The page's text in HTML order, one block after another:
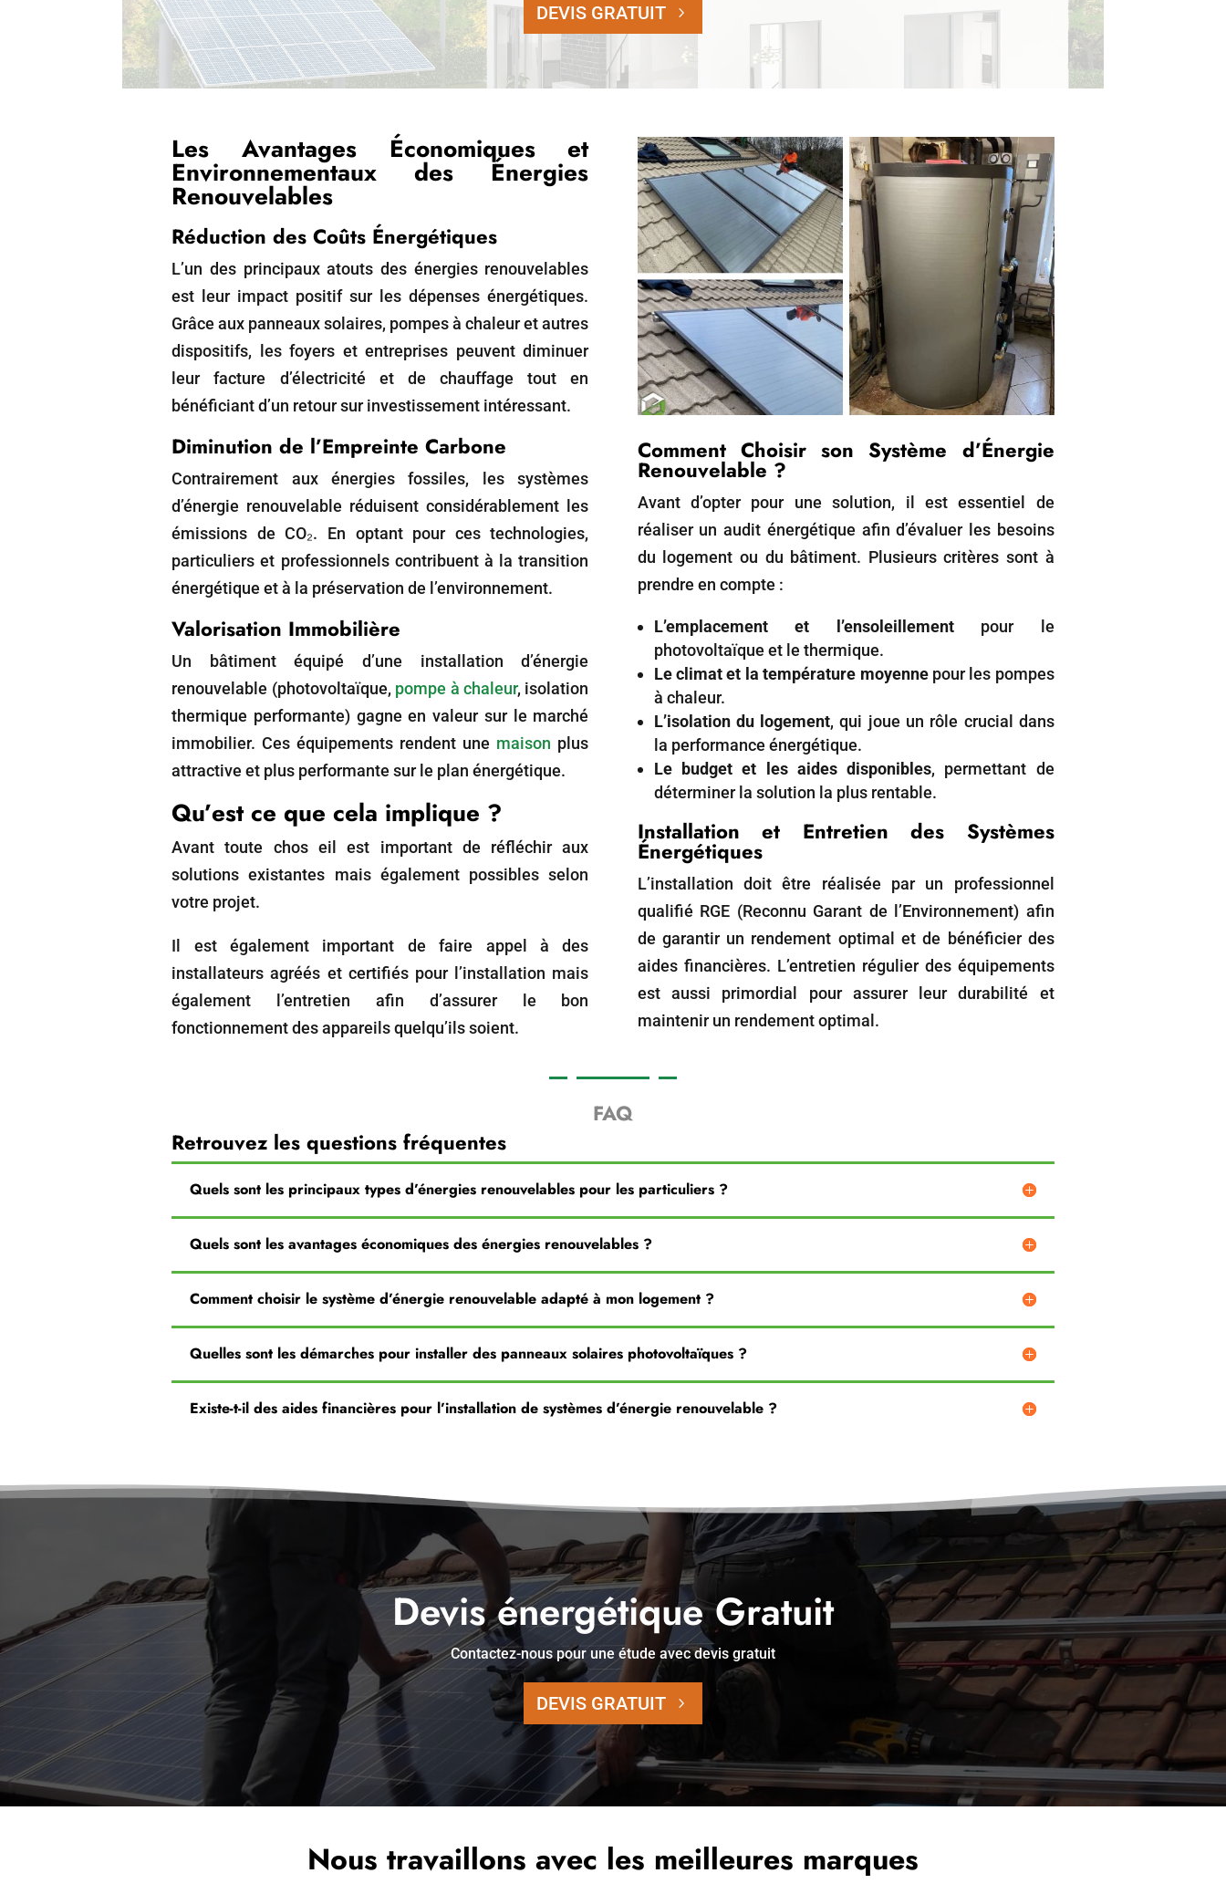
DEVIS GRATUIT
Les Avantages Économiques et
Environnementaux des Énergies
Renouvelables
Réduction des Coûts Énergétiques
L’un des principaux atouts des énergies renouvelables
est leur impact positif sur les dépenses énergétiques.
Grâce aux panneaux solaires, pompes à chaleur et autres
dispositifs, les foyers et entreprises peuvent diminuer
leur facture d’électricité et de chauffage tout en
bénéficiant d’un retour sur investissement intéressant.
Diminution de l’Empreinte Carbone
Contrairement aux énergies fossiles, les systèmes
d’énergie renouvelable réduisent considérablement les
émissions de CO₂. En optant pour ces technologies,
particuliers et professionnels contribuent à la transition
énergétique et à la préservation de l’environnement.
Valorisation Immobilière
Un bâtiment équipé d’une installation d’énergie
renouvelable (photovoltaïque, pompe à chaleur, isolation
thermique performante) gagne en valeur sur le marché
immobilier. Ces équipements rendent une maison plus
attractive et plus performante sur le plan énergétique.
Qu’est ce que cela implique ?
Avant toute chos eil est important de réfléchir aux
solutions existantes mais également possibles selon
votre projet.
Il est également important de faire appel à des
installateurs agréés et certifiés pour l’installation mais
également l’entretien afin d’assurer le bon
fonctionnement des appareils quelqu’ils soient.
Comment Choisir son Système d’Énergie
Renouvelable ?
Avant d’opter pour une solution, il est essentiel de
réaliser un audit énergétique afin d’évaluer les besoins
du logement ou du bâtiment. Plusieurs critères sont à
prendre en compte :
L’emplacement et l’ensoleillementpour le
photovoltaïque et le thermique.
Le climat et la température moyennepour les pompes
à chaleur.
L’isolation du logement, qui joue un rôle crucial dans
la performance énergétique.
Le budget et les aides disponibles, permettant de
déterminer la solution la plus rentable.
Installation et Entretien des Systèmes
Énergétiques
L’installation doit être réalisée par un professionnel
qualifié RGE (Reconnu Garant de l’Environnement) afin
de garantir un rendement optimal et de bénéficier des
aides financières. L’entretien régulier des équipements
est aussi primordial pour assurer leur durabilité et
maintenir un rendement optimal.
FAQ
Retrouvez les questions fréquentes
Quels sont les principaux types d’énergies renouvelables pour les particuliers ?
Quels sont les avantages économiques des énergies renouvelables ?
Comment choisir le système d’énergie renouvelable adapté à mon logement ?
Quelles sont les démarches pour installer des panneaux solaires photovoltaïques ?
Existe-t-il des aides financières pour l’installation de systèmes d’énergie renouvelable ?
Devis énergétique Gratuit
Contactez-nous pour une étude avec devis gratuit
DEVIS GRATUIT
Nous travaillons avec les meilleures marques